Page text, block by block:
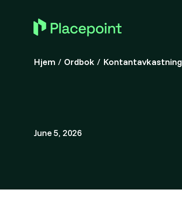
Hjem / Ordbok / Kontantavkastning
June 5, 2026